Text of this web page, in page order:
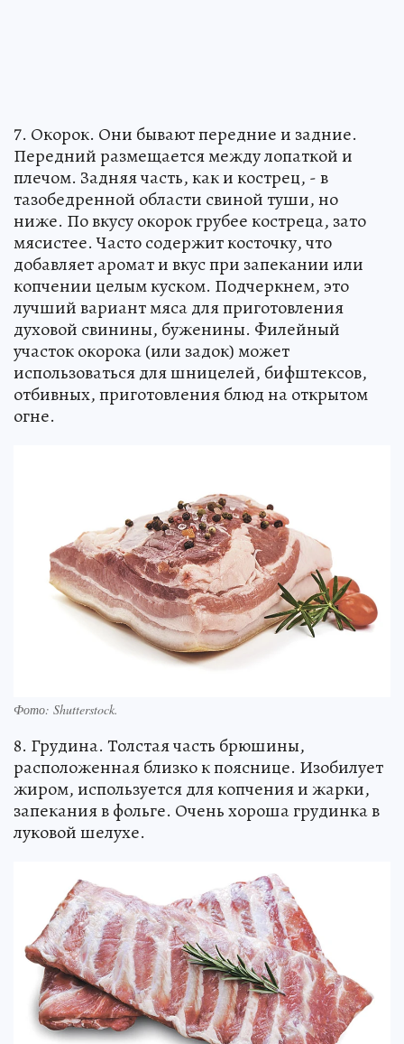
7. Окорок. Они бывают передние и задние.
Передний размещается между лопаткой и
плечом. Задняя часть, как и кострец, - в
тазобедренной области свиной туши, но
ниже. По вкусу окорок грубее костреца, зато
мясистее. Часто содержит косточку, что
добавляет аромат и вкус при запекании или
копчении целым куском. Подчеркнем, это
лучший вариант мяса для приготовления
духовой свинины, буженины. Филейный
участок окорока (или задок) может
использоваться для шницелей, бифштексов,
отбивных, приготовления блюд на открытом
огне.
Фото: Shutterstock.
8. Грудина. Толстая часть брюшины,
расположенная близко к пояснице. Изобилует
жиром, используется для копчения и жарки,
запекания в фольге. Очень хороша грудинка в
луковой шелухе.